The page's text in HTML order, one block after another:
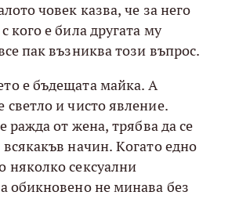
човек казва, че за него
кого е била другата му
пак възниква този въпрос.
е бъдещата майка. А
светло и чисто явление.
ражда от жена, трябва да се
начин. Когато едно
няколко сексуални
обикновено не минава без